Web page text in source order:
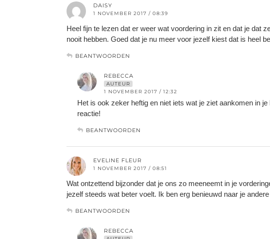
DAISY
1 NOVEMBER 2017 / 08:39
Heel fijn te lezen dat er weer wat voordering in zit en dat je dat
nooit hebben. Goed dat je nu meer voor jezelf kiest dat is heel
BEANTWOORDEN
REBECCA
AUTEUR
1 NOVEMBER 2017 / 12:32
Het is ook zeker heftig en niet iets wat je ziet aankomen in
reactie!
BEANTWOORDEN
EVELINE FLEUR
1 NOVEMBER 2017 / 08:51
Wat ontzettend bijzonder dat je ons zo meeneemt in je
jezelf steeds wat beter voelt. Ik ben erg benieuwd naar je
BEANTWOORDEN
REBECCA